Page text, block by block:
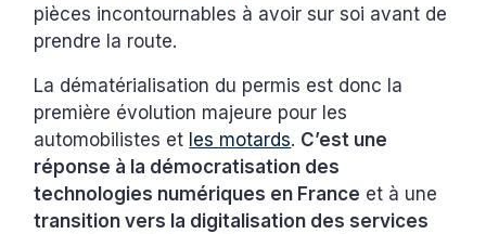
pièces incontournables à avoir sur soi avant de
prendre la route.
La dématérialisation du permis est donc la
première évolution majeure pour les
automobilistes et les motards. C’est une
réponse à la démocratisation des
technologies numériques en France et à une
transition vers la digitalisation des services